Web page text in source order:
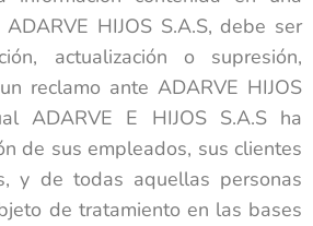
HIJOS S.A.S, debe ser
actualización o supresión,
reclamo ante ADARVE HIJOS
ADARVE E HIJOS S.A.S ha
de sus empleados, sus clientes
y de todas aquellas personas
de tratamiento en las bases